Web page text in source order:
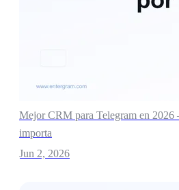
Mejor CRM para Telegram en
importa
Jun 2, 2026